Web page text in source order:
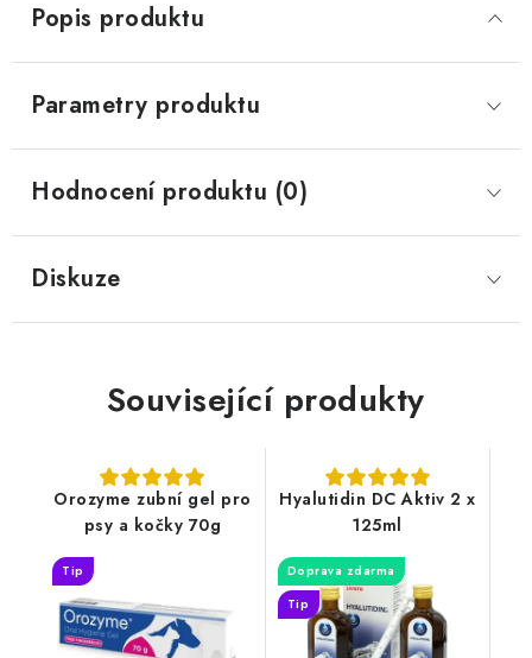
Popis produktu
Parametry produktu
Hodnocení produktu (0)
Diskuze
Související produkty
Orozyme zubní gel pro
psy a kočky 70g
Tip
Hyalutidin DC Aktiv 2 x
125ml
Doprava zdarma
Tip